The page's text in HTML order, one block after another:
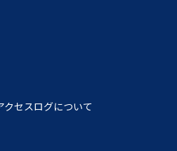
セスログについて